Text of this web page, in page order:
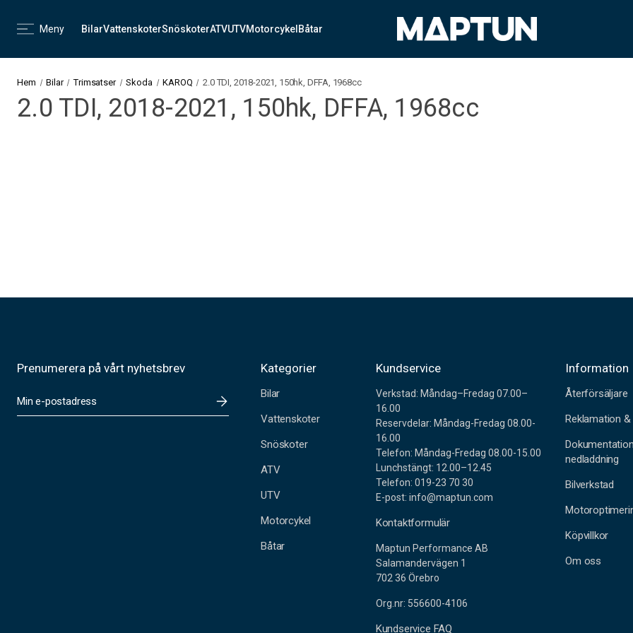
Meny BilarVattenskoterSnöskoterATVUTVMotorcykel Båtar
Hem Bilar Trimsatser Skoda KAROQ 2.0 TDI, 2018-2021, 150hk, DFFA, 1968cc
2.0 TDI, 2018-2021, 150hk, DFFA, 1968cc
Prenumerera på vårt nyhetsbrev
-
Kategorier
Bilar
Vattenskoter
Snöskoter
ATV
UTV
Motorcykel
Båtar
Kundservice
Verkstad: Måndag–Fredag 07.00–
16.00
Reservdelar: Måndag-Fredag 08.00-
16.00
Telefon: Måndag-Fredag 08.00-15.00
Lunchstängt: 12.00–12.45
Telefon: 019-23 70 30
E-post: info@maptun.com
Kontaktformulär
Maptun Performance AB
Salamandervägen 1
702 36 Örebro
Org.nr: 556600-4106
Kundservice FAQ
Information
Återförsäljare
Reklamation
nedladdning
Bilverkstad
Köpvillkor
Om oss